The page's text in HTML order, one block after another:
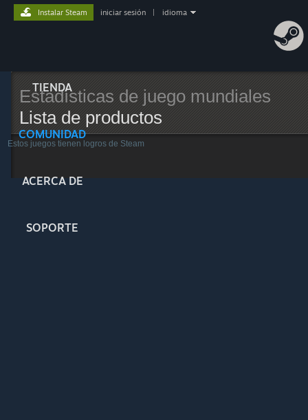
TIENDA
COMUNIDAD
ACERCA DE
SOPORTE
Instalar Steam iniciar sesión idioma
Estadísticas de juego mundiales
Lista de productos
Estos juegos tienen logros de Steam